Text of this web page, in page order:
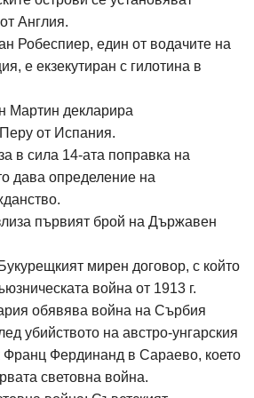
Англия.
Робеспиер, един от водачите на
е екзекутиран с гилотина в
Мартин декларира
от Испания.
в сила 14-ата поправка на
дава определение на
първият брой на Държавен
мирен договор, с който
война от 1913 г.
обявява война на Сърбия
убийството на австро-унгарския
Франц Фердинанд в Сараево, което
световна война.